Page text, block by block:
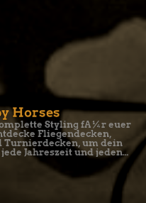
Horses
Styling fÃ¼r euer
Fliegendecken,
Turnierdecken, um dein
Jahreszeit und jeden
auszustatten.